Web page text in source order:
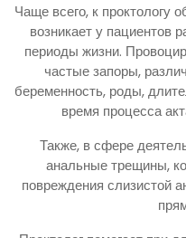
Чаще всего, к проктологу
возникает у пациентов
периоды жизни.
частые запоры,
беременность, роды,
время процесса
Также, в сфере
анальные трещины,
повреждения слизистой